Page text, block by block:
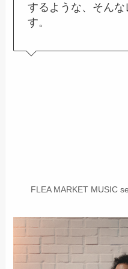
するような、そんな
す。
FLEA MARKET MUSIC